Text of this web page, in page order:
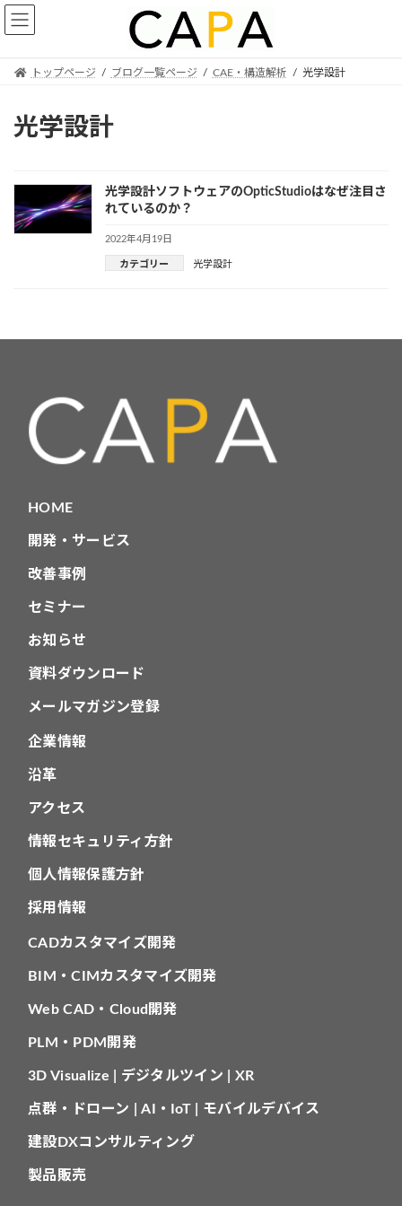
Skip
the
Skip
the
トップページ ブログ一覧ページ CAE・構造解析 光学設計
光学設計
光学設計ソフトウェアのOpticStudioはなぜ注目さ
れているのか？
2022年4月19日
カテゴリー 光学設計
HOME
開発・サービス
改善事例
セミナー
お知らせ
資料ダウンロード
メールマガジン登録
企業情報
沿革
アクセス
情報セキュリティ方針
個人情報保護方針
採用情報
CADカスタマイズ開発
BIM・CIMカスタマイズ開発
Web CAD・Cloud開発
PLM・PDM開発
3D Visualize | デジタルツイン | XR
点群・ドローン | AI・IoT | モバイルデバイス
建設DXコンサルティング
製品販売